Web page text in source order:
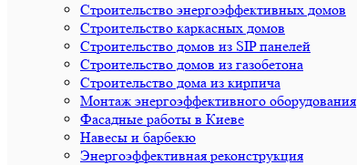
Строительство энергоэффективных домов
Строительство каркасных домов
Строительство домов из SIP панелей
Строительство домов из газобетона
Строительство дома из кирпича
Монтаж энергоэффективного оборудования
Фасадные работы в Киеве
Навесы и барбекю
Энергоэффективная реконструкция